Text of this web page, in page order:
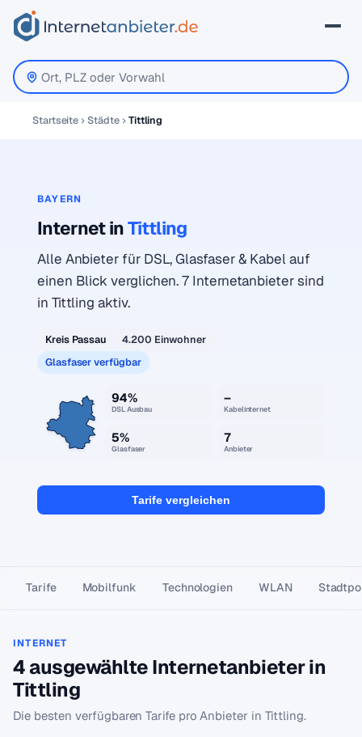
Startseite Städte Tittling
BAYERN
Internet inTittling
Alle Anbieter für DSL, Glasfaser & Kabel auf
einen Blick verglichen. 7 Internetanbieter sind
in Tittling aktiv.
Kreis Passau
4.200 Einwohner
Glasfaser verfügbar
94%
DSL Ausbau
–
Kabelinternet
5%
Glasfaser
7
Anbieter
Tarife vergleichen
Tarife Mobilfunk Technologien WLAN
INTERNET
4 ausgewählte Internetanbieter in
Tittling
Die besten verfügbaren Tarife pro Anbieter in Tittling.